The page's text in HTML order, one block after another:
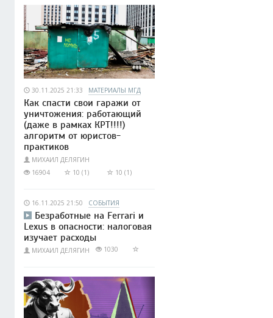
30.11.2025 21:33 МАТЕРИАЛЫ МГД
Как спасти свои гаражи от
уничтожения: работающий
(даже в рамках КРТ!!!!)
алгоритм от юристов-
практиков
МИХАИЛ ДЕЛЯГИН
16904
10 (1) 10 (1)
16.11.2025 21:50 СОБЫТИЯ
Безработные на Ferrari и
Lexus в опасности: налоговая
изучает расходы
МИХАИЛ ДЕЛЯГИН 1030